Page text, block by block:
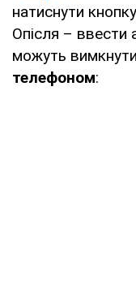
натиснути
Опісля – ввести
можуть
телефоном: